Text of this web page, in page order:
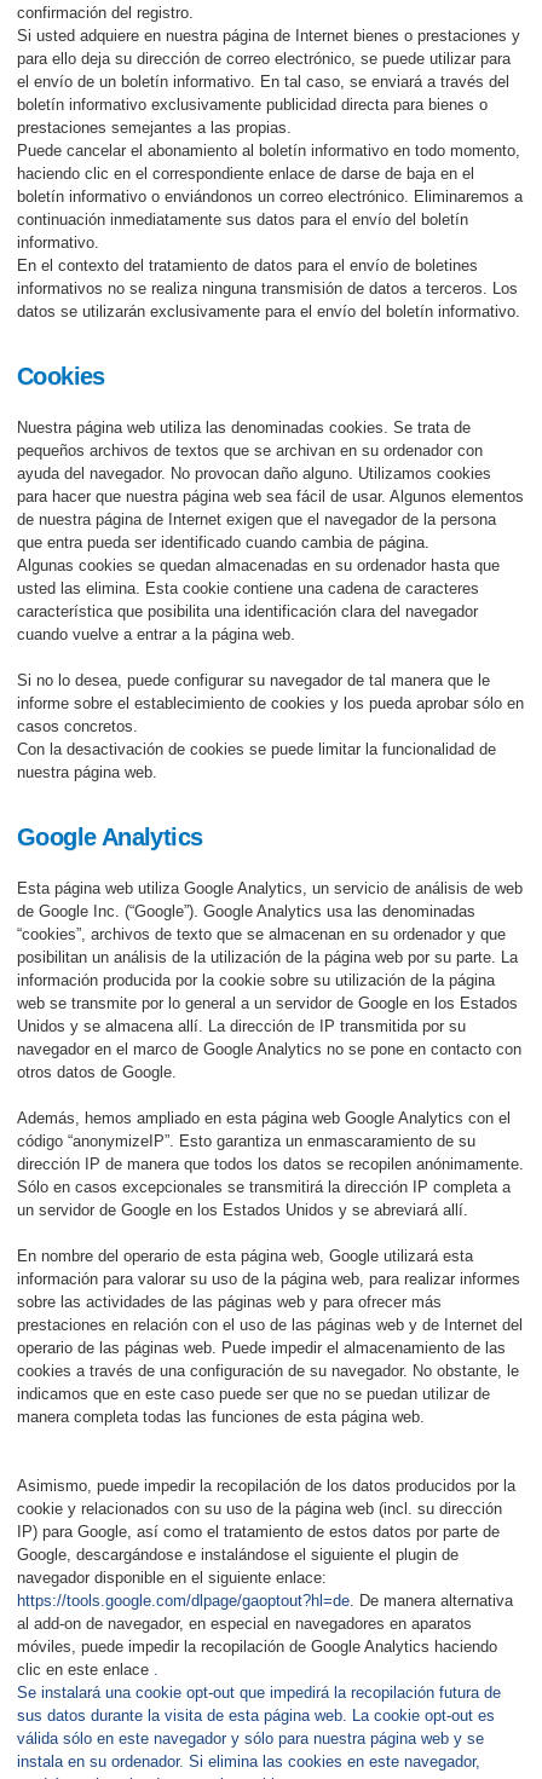
confirmación del registro.
Si usted adquiere en nuestra página de Internet bienes o prestaciones y
para ello deja su dirección de correo electrónico, se puede utilizar para
el envío de un boletín informativo. En tal caso, se enviará a través del
boletín informativo exclusivamente publicidad directa para bienes o
prestaciones semejantes a las propias.
Puede cancelar el abonamiento al boletín informativo en todo momento,
haciendo clic en el correspondiente enlace de darse de baja en el
boletín informativo o enviándonos un correo electrónico. Eliminaremos a
continuación inmediatamente sus datos para el envío del boletín
informativo.
En el contexto del tratamiento de datos para el envío de boletines
informativos no se realiza ninguna transmisión de datos a terceros. Los
datos se utilizarán exclusivamente para el envío del boletín informativo.
Cookies
Nuestra página web utiliza las denominadas cookies. Se trata de
pequeños archivos de textos que se archivan en su ordenador con
ayuda del navegador. No provocan daño alguno. Utilizamos cookies
para hacer que nuestra página web sea fácil de usar. Algunos elementos
de nuestra página de Internet exigen que el navegador de la persona
que entra pueda ser identificado cuando cambia de página.
Algunas cookies se quedan almacenadas en su ordenador hasta que
usted las elimina. Esta cookie contiene una cadena de caracteres
característica que posibilita una identificación clara del navegador
cuando vuelve a entrar a la página web.
Si no lo desea, puede configurar su navegador de tal manera que le
informe sobre el establecimiento de cookies y los pueda aprobar sólo en
casos concretos.
Con la desactivación de cookies se puede limitar la funcionalidad de
nuestra página web.
Google Analytics
Esta página web utiliza Google Analytics, un servicio de análisis de web
de Google Inc. (“Google”). Google Analytics usa las denominadas
“cookies”, archivos de texto que se almacenan en su ordenador y que
posibilitan un análisis de la utilización de la página web por su parte. La
información producida por la cookie sobre su utilización de la página
web se transmite por lo general a un servidor de Google en los Estados
Unidos y se almacena allí. La dirección de IP transmitida por su
navegador en el marco de Google Analytics no se pone en contacto con
otros datos de Google.
Además, hemos ampliado en esta página web Google Analytics con el
código “anonymizeIP”. Esto garantiza un enmascaramiento de su
dirección IP de manera que todos los datos se recopilen anónimamente.
Sólo en casos excepcionales se transmitirá la dirección IP completa a
un servidor de Google en los Estados Unidos y se abreviará allí.
En nombre del operario de esta página web, Google utilizará esta
información para valorar su uso de la página web, para realizar informes
sobre las actividades de las páginas web y para ofrecer más
prestaciones en relación con el uso de las páginas web y de Internet del
operario de las páginas web. Puede impedir el almacenamiento de las
cookies a través de una configuración de su navegador. No obstante, le
indicamos que en este caso puede ser que no se puedan utilizar de
manera completa todas las funciones de esta página web.
Asimismo, puede impedir la recopilación de los datos producidos por la
cookie y relacionados con su uso de la página web (incl. su dirección
IP) para Google, así como el tratamiento de estos datos por parte de
Google, descargándose e instalándose el siguiente el plugin de
navegador disponible en el siguiente enlace:
https://tools.google.com/dlpage/gaoptout?hl=de. De manera alternativa
al add-on de navegador, en especial en navegadores en aparatos
móviles, puede impedir la recopilación de Google Analytics haciendo
clic en este enlace .
Se instalará una cookie opt-out que impedirá la recopilación futura de
sus datos durante la visita de esta página web. La cookie opt-out es
válida sólo en este navegador y sólo para nuestra página web y se
instala en su ordenador. Si elimina las cookies en este navegador,